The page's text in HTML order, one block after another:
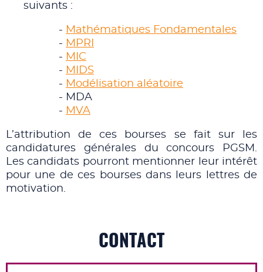
suivants :
- Mathématiques Fondamentales
- MPRI
- MIC
- MIDS
- Modélisation aléatoire
- MDA
- MVA
L’attribution de ces bourses se fait sur les
candidatures générales du concours PGSM.
Les candidats pourront mentionner leur intérêt
pour une de ces bourses dans leurs lettres de
motivation.
CONTACT